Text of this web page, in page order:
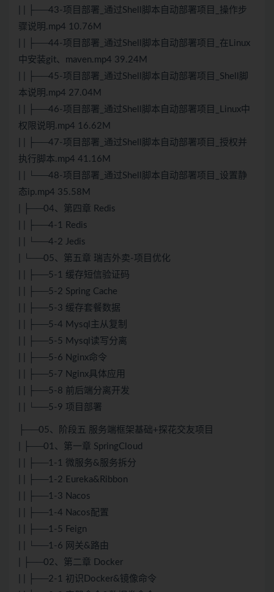
| | ├──43-项目部署_通过Shell脚本自动部署项目_操作步
骤说明.mp4 10.76M
| | ├──44-项目部署_通过Shell脚本自动部署项目_在Linux
中安装git、maven.mp4 39.24M
| | ├──45-项目部署_通过Shell脚本自动部署项目_Shell脚
本说明.mp4 27.04M
| | ├──46-项目部署_通过Shell脚本自动部署项目_Linux中
权限说明.mp4 16.62M
| | ├──47-项目部署_通过Shell脚本自动部署项目_授权并
执行脚本.mp4 41.16M
| | └──48-项目部署_通过Shell脚本自动部署项目_设置静
态ip.mp4 35.58M
| ├──04、第四章 Redis
| | ├──4-1 Redis
| | └──4-2 Jedis
| └──05、第五章 瑞吉外卖-项目优化
| | ├──5-1 缓存短信验证码
| | ├──5-2 Spring Cache
| | ├──5-3 缓存套餐数据
| | ├──5-4 Mysql主从复制
| | ├──5-5 Mysql读写分离
| | ├──5-6 Nginx命令
| | ├──5-7 Nginx具体应用
| | ├──5-8 前后端分离开发
| | └──5-9 项目部署
├──05、阶段五 服务端框架基础+探花交友项目
| ├──01、第一章 SpringCloud
| | ├──1-1 微服务&服务拆分
| | ├──1-2 Eureka&Ribbon
| | ├──1-3 Nacos
| | ├──1-4 Nacos配置
| | ├──1-5 Feign
| | └──1-6 网关&路由
| ├──02、第二章 Docker
| | ├──2-1 初识Docker&镜像命令